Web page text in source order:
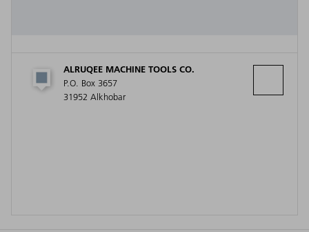
ALRUQEE MACHINE TOOLS CO.
P.O. Box 3657
31952 Alkhobar